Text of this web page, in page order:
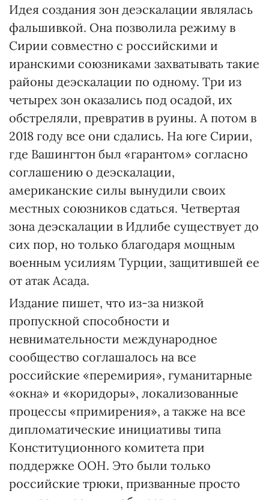
Идея создания зон деэскалации являлась
фальшивкой. Она позволила режиму в
Сирии совместно с российскими и
иранскими союзниками захватывать такие
районы деэскалации по одному. Три из
четырех зон оказались под осадой, их
обстреляли, превратив в руины. А потом в
2018 году все они сдались. На юге Сирии,
где Вашингтон был «гарантом» согласно
соглашению о деэскалации,
американские силы вынудили своих
местных союзников сдаться. Четвертая
зона деэскалации в Идлибе существует до
сих пор, но только благодаря мощным
военным усилиям Турции, защитившей ее
от атак Асада.
Издание пишет, что из-за низкой
пропускной способности и
невнимательности международное
сообщество соглашалось на все
российские «перемирия», гуманитарные
«окна» и «коридоры», локализованные
процессы «примирения», а также на все
дипломатические инициативы типа
Конституционного комитета при
поддержке ООН. Это были только
российские трюки, призванные просто